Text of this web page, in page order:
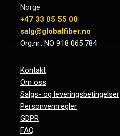
Norge
+47 33 05 55 00
salg@globalfiber.no
Org.nr.: NO 918 065 784
Kontakt
Om oss
Salgs- og leveringsbetingelser
Personvernregler
GDPR
FAQ